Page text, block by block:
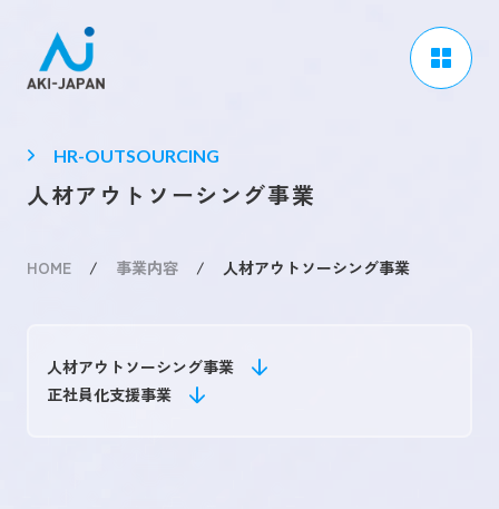
採用情報
ニュース
HR-OUTSOURCING
人材アウトソーシング事業
HOME / 事業内容 / 人材アウトソーシング事業
人材アウトソーシング事業
正社員化支援事業